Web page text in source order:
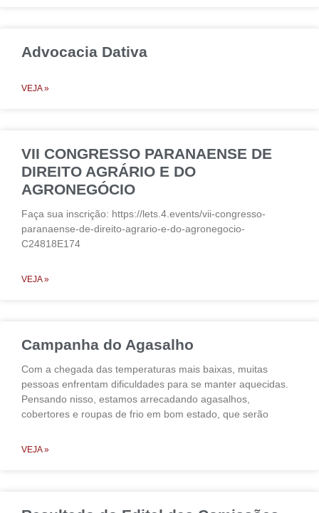
Advocacia Dativa
VEJA »
VII CONGRESSO PARANAENSE DE
DIREITO AGRÁRIO E DO
AGRONEGÓCIO
Faça sua inscrição: https://lets.4.events/vii-congresso-
paranaense-de-direito-agrario-e-do-agronegocio-
C24818E174
VEJA »
Campanha do Agasalho
Com a chegada das temperaturas mais baixas, muitas
pessoas enfrentam dificuldades para se manter aquecidas.
Pensando nisso, estamos arrecadando agasalhos,
cobertores e roupas de frio em bom estado, que serão
VEJA »